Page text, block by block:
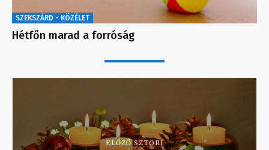
SZEKSZÁRD - KÖZÉLET
Hétfőn marad a forróság
ELŐZŐ SZTORI